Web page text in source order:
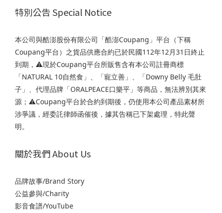
特別公告 Special Notice
本公司與酷澎股份有限公司「酷澎Coupang」平台（下稱
Coupang平台）之貨品供應合約已於民國112年12月31日終止
到期，⚠️現於Coupang平台所販售含有本公司註冊商標
「NATURAL 10自然食」、「寵立善」、「Downy Belly 毛肚
子」、代理品牌「ORALPEACE口樂平」等商品，無法辨別其來
源；⚠️Coupang平台於合約到期後，仍使用本公司產品素材所
涉爭議，經委託律師函催後，據其告稱已下架處理，特此聲
明。
關於我們 About Us
品牌故事/Brand Story
公益參與/Charity
影音食譜/YouTube